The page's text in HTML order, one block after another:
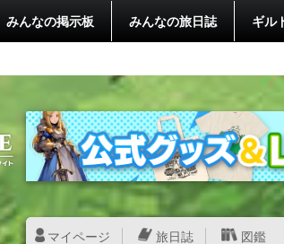
みんなの掲示板 みんなの旅日誌 ギル
マイページ 旅日誌 図鑑